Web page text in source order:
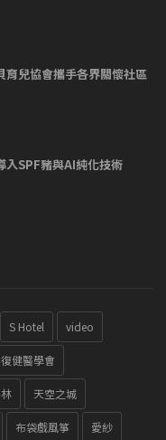
育兒協會攜手各界關懷社區
SPF豬與AI純化技術
S Hotel video
健醫學會
天空之城
布袋戲風箏 愛紗